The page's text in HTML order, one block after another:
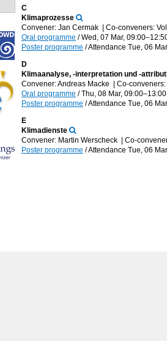
C
Klimaprozesse
Convener: Jan Cermak
Co-conveners:
Oral programme /Wed, 07 Mar, 09:00
Poster programme /Attendance Tue, 06
D
Klimaanalyse, -interpretation und -
Convener: Andreas Macke
Co-
Oral programme /Thu, 08 Mar, 09:00–13:00
Poster programme /Attendance Tue, 06
E
Klimadienste
Convener: Martin Werscheck
Co-
Poster programme /Attendance Tue, 06